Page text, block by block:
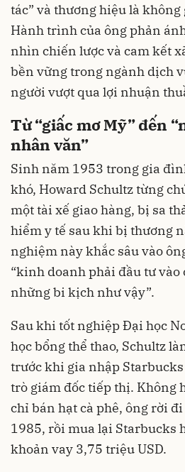
tác” và thương hiệu là
Hành trình của ông phản
nhìn chiến lược và cam kết
bền vững trong ngành dịch
người vượt qua lợi nhuận
Từ “giấc mơ Mỹ” đến
nhân văn”
Sinh năm 1953 trong gia
khó, Howard Schultz từng
một tài xế giao hàng, bị sa
hiểm y tế sau khi bị thương
nghiệm này khắc sâu vào
“kinh doanh phải đầu tư
những bi kịch như vậy”.
Sau khi tốt nghiệp Đại học
học bổng thể thao, Schultz
trước khi gia nhập
trò giám đốc tiếp thị. Không
chỉ bán hạt cà phê, ông rời
1985, rồi mua lại Starbucks
khoản vay 3,75 triệu USD.